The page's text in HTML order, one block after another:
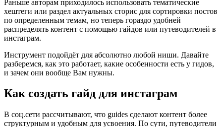
Раньше авторам приходилось использовать тематические
хештеги или раздел актуальных сторис для сортировки постов
по определенным темам, но теперь гораздо удобней
распределять контент с помощью гайдов или путеводителей в
инстаграм.
Инструмент подойдёт для абсолютно любой ниши. Давайте
разберемся, как это работает, какие особенности есть у гидов,
и зачем они вообще Вам нужны.
Как создать гайд для инстаграм
В cоц.сети рассчитывают, что guides сделают контент более
структурным и удобным для усвоения. По сути, путеводители